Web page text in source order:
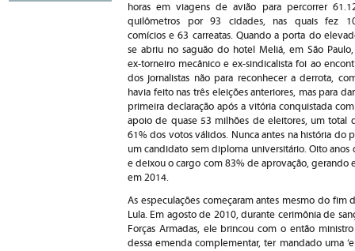
horas em viagens de avião para percorrer
quilômetros por 93 cidades, nas quais fez
comícios e 63 carreatas. Quando a porta do
se abriu no saguão do hotel Meliá, em São
ex-torneiro mecânico e ex-sindicalista foi ao
dos jornalistas não para reconhecer a derrota,
havia feito nas três eleições anteriores, mas para
primeira declaração após a vitória conquistada
apoio de quase 53 milhões de eleitores, um total
61% dos votos válidos. Nunca antes na história do
um candidato sem diploma universitário. Oito anos
e deixou o cargo com 83% de aprovação, gerando
em 2014.
As especulações começaram antes mesmo do
Lula. Em agosto de 2010, durante cerimônia de
Forças Armadas, ele brincou com o então
dessa emenda complementar, ter mandado uma